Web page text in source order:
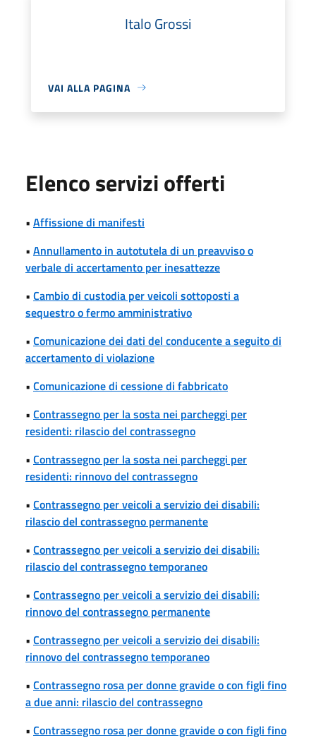
Italo Grossi
VAI ALLA PAGINA
Elenco servizi offerti
• Affissione di manifesti
• Annullamento in autotutela di un preavviso o
verbale di accertamento per inesattezze
• Cambio di custodia per veicoli sottoposti a
sequestro o fermo amministrativo
• Comunicazione dei dati del conducente a seguito di
accertamento di violazione
• Comunicazione di cessione di fabbricato
• Contrassegno per la sosta nei parcheggi per
residenti: rilascio del contrassegno
• Contrassegno per la sosta nei parcheggi per
residenti: rinnovo del contrassegno
• Contrassegno per veicoli a servizio dei disabili:
rilascio del contrassegno permanente
• Contrassegno per veicoli a servizio dei disabili:
rilascio del contrassegno temporaneo
• Contrassegno per veicoli a servizio dei disabili:
rinnovo del contrassegno permanente
• Contrassegno per veicoli a servizio dei disabili:
rinnovo del contrassegno temporaneo
• Contrassegno rosa per donne gravide o con figli fino
a due anni: rilascio del contrassegno
• Contrassegno rosa per donne gravide o con figli fino